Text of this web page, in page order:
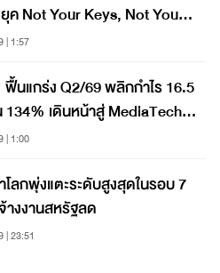
| 1:57
ฟื้นแกร่ง Q2/69 พลิกกำไร 16.5
134% เดินหน้าสู่ MediaTech
| 1:00
โลกพุ่งแตะระดับสูงสุดในรอบ 7
งงานสหรัฐลด
| 23:51